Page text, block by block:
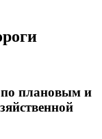
по плановым и